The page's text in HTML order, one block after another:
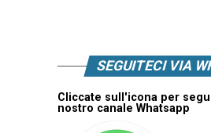
SEGUITECI VIA
Cliccate sull'icona per
nostro canale Whatsapp